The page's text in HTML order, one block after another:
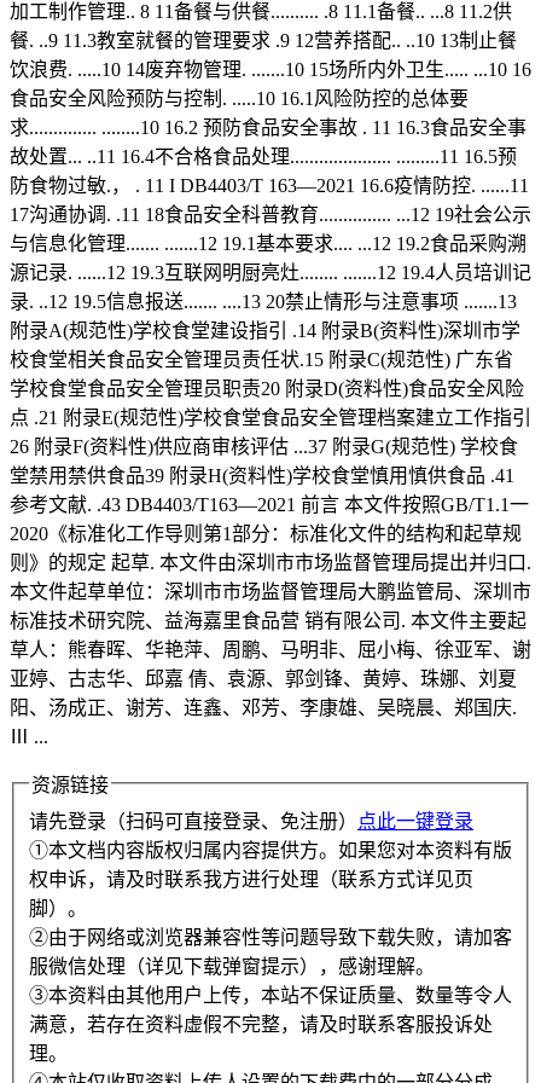
加工制作管理.. 8 11备餐与供餐.......... .8 11.1备餐.. ...8 11.2供
餐. ..9 11.3教室就餐的管理要求 .9 12营养搭配.. ..10 13制止餐
饮浪费. .....10 14废弃物管理. .......10 15场所内外卫生..... ...10 16
食品安全风险预防与控制. .....10 16.1风险防控的总体要
求.............. ........10 16.2 预防食品安全事故 . 11 16.3食品安全事
故处置... ..11 16.4不合格食品处理..................... .........11 16.5预
防食物过敏.， . 11 I DB4403/T 163—2021 16.6疫情防控. ......11
17沟通协调. .11 18食品安全科普教育............... ...12 19社会公示
与信息化管理....... .......12 19.1基本要求.... ...12 19.2食品采购溯
源记录. ......12 19.3互联网明厨亮灶........ .......12 19.4人员培训记
录. ..12 19.5信息报送....... ....13 20禁止情形与注意事项 .......13
附录A(规范性)学校食堂建设指引 .14 附录B(资料性)深圳市学
校食堂相关食品安全管理员责任状.15 附录C(规范性) 广东省
学校食堂食品安全管理员职责20 附录D(资料性)食品安全风险
点 .21 附录E(规范性)学校食堂食品安全管理档案建立工作指引
26 附录F(资料性)供应商审核评估 ...37 附录G(规范性) 学校食
堂禁用禁供食品39 附录H(资料性)学校食堂慎用慎供食品 .41
参考文献. .43 DB4403/T163—2021 前言 本文件按照GB/T1.1一
2020《标准化工作导则第1部分：标准化文件的结构和起草规
则》的规定 起草. 本文件由深圳市市场监督管理局提出并归口.
本文件起草单位：深圳市市场监督管理局大鹏监管局、深圳市
标准技术研究院、益海嘉里食品营 销有限公司. 本文件主要起
草人：熊春晖、华艳萍、周鹏、马明非、屈小梅、徐亚军、谢
亚婷、古志华、邱嘉 倩、袁源、郭剑锋、黄婷、珠娜、刘夏
阳、汤成正、谢芳、连鑫、邓芳、李康雄、吴晓晨、郑国庆.
Ⅲ ...
资源链接
请先登录（扫码可直接登录、免注册）
点此一键登录
①本文档内容版权归属内容提供方。如果您对本资料有版
权申诉，请及时联系我方进行处理（联系方式详见页
脚）。
②由于网络或浏览器兼容性等问题导致下载失败，请加客
服微信处理（详见下载弹窗提示），感谢理解。
③本资料由其他用户上传，本站不保证质量、数量等令人
满意，若存在资料虚假不完整，请及时联系客服投诉处
理。